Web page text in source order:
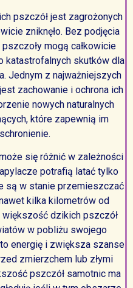
pszczół jest zagrożonych
zniknęło. Bez podjęcia
mogą całkowicie
katastrofalnych skutków dla
Jednym z najważniejszych
zachowanie i ochrona ich
nowych naturalnych
które zapewnią im
się różnić w zależności
potrafią latać tylko
są w stanie przemieszczać
kilka kilometrów od
dzikich pszczół
w pobliżu swojego
energię i zwiększa szanse
zmierzchem lub złymi
pszczół samotnic ma